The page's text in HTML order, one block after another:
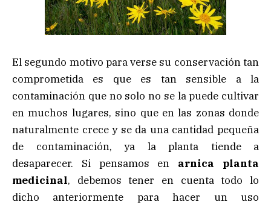
El segundo motivo para verse su conservación tan
comprometida es que es tan sensible a la
contaminación que no solo no se la puede cultivar
en muchos lugares, sino que en las zonas donde
naturalmente crece y se da una cantidad pequeña
de contaminación, ya la planta tiende a
desaparecer. Si pensamos en arnica planta
medicinal, debemos tener en cuenta todo lo
dicho anteriormente para hacer un uso